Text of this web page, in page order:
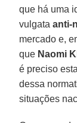
que há uma
vulgataanti-
mercado e,
que Naomi
é preciso
dessa
situações